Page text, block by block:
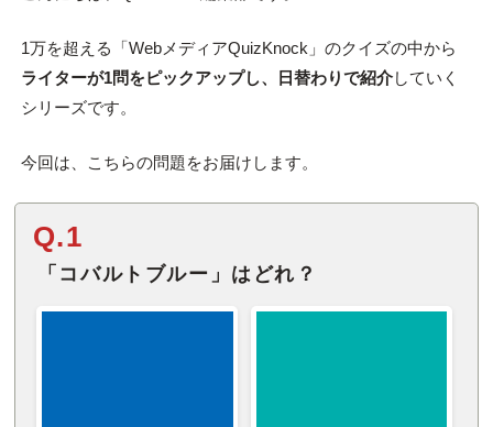
1万を超える「WebメディアQuizKnock」のクイズの中から
ライターが1問をピックアップし、日替わりで紹介していく
シリーズです。
今回は、こちらの問題をお届けします。
Q.1
「コバルトブルー」はどれ？